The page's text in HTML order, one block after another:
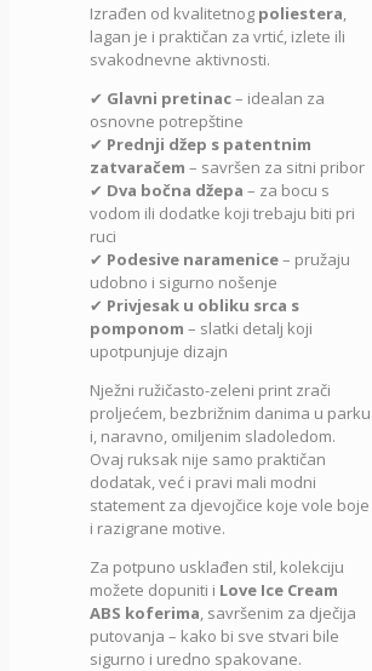
Izrađen od kvalitetnog poliestera,
lagan je i praktičan za vrtić, izlete ili
svakodnevne aktivnosti.
✔ Glavni pretinac– idealan za
osnovne potrepštine
✔ Prednji džep s patentnim
zatvaračem – savršen za sitni pribor
✔ Dva bočna džepa – za bocu s
vodom ili dodatke koji trebaju biti pri
ruci
✔ Podesive naramenice– pružaju
udobno i sigurno nošenje
✔ Privjesak u obliku srca s
pomponom – slatki detalj koji
upotpunjuje dizajn
Nježni ružičasto-zeleni print zrači
proljećem, bezbrižnim danima u parku
i, naravno, omiljenim sladoledom.
Ovaj ruksak nije samo praktičan
dodatak, već i pravi mali modni
statement za djevojčice koje vole boje
i razigrane motive.
Za potpuno usklađen stil, kolekciju
možete dopuniti i Love Ice Cream
ABS koferima, savršenim za dječija
putovanja – kako bi sve stvari bile
sigurno i uredno spakovane.